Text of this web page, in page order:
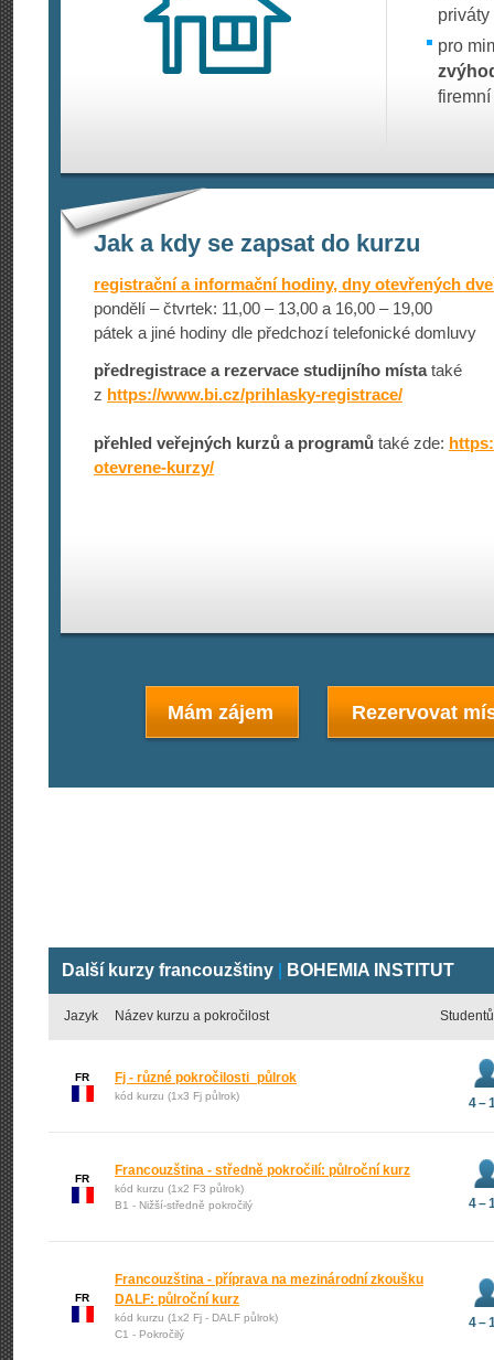
priváty
pro
Jak a kdy se zapsat do kurzu
registrační a informační hodiny, dny otevřených
pondělí – čtvrtek: 11,00 – 13,00 a 16,00 – 19,00
pátek a jiné hodiny dle předchozí telefonické domluvy
předregistrace a rezervace studijního místataké
z https://www­.bi.cz/prihlas­ky-registrace/
přehled veřejných kurzů a programů také zde:
otevrene-kurzy/
Mám zájem Rezervovat
Další kurzy francouzštiny BOHEMIA INSTITUT
Jazyk Název kurzu a pokročilost Studentů
FR Fj - různé pokročilosti_půlrok
kód kurzu (1x3 Fj půlrok) 4 –
FR
Francouzština - středně pokročilí: půlroční kurz
kód kurzu (1x2 F3 půlrok)
B1 - Nižší-středně pokročilý
4 –
FR
Francouzština - příprava na mezinárodní zkoušku
DALF: půlroční kurz
kód kurzu (1x2 Fj - DALF půlrok)
C1 - Pokročilý
4 –